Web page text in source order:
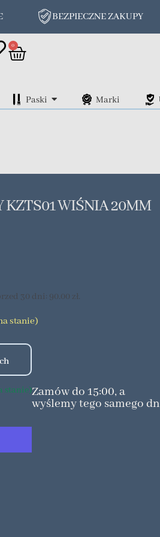
BEZPIECZNE ZAKUPY
0
Paski Marki
KZTS01 WIŚNIA 20MM
30 dni: 90.00 zł.
stanie)
stanie)Zamów do 15:00, a
wyślemy tego samego